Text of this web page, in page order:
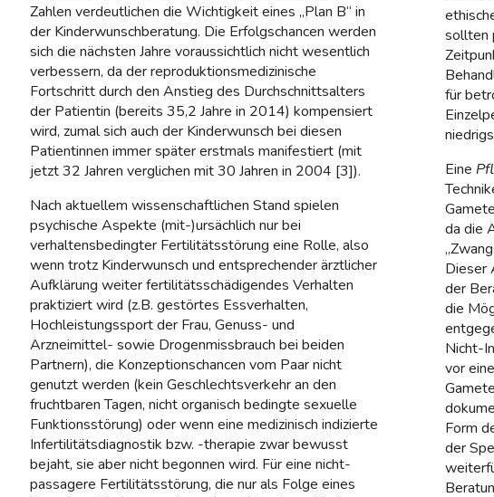
Zahlen verdeutlichen die Wichtigkeit eines „Plan B“ in
der Kinderwunschberatung. Die Erfolgschancen werden
sich die nächsten Jahre voraussichtlich nicht wesentlich
verbessern, da der reproduktionsmedizinische
Fortschritt durch den Anstieg des Durchschnittsalters
der Patientin (bereits 35,2 Jahre in 2014) kompensiert
wird, zumal sich auch der Kinderwunsch bei diesen
Patientinnen immer später erstmals manifestiert (mit
jetzt 32 Jahren verglichen mit 30 Jahren in 2004 [3]).
Nach aktuellem wissenschaftlichen Stand spielen
psychische Aspekte (mit-)ursächlich nur bei
verhaltensbedingter Fertilitätsstörung eine Rolle, also
wenn trotz Kinderwunsch und entsprechender ärztlicher
Aufklärung weiter fertilitätsschädigendes Verhalten
praktiziert wird (z.B. gestörtes Essverhalten,
Hochleistungssport der Frau, Genuss- und
Arzneimittel- sowie Drogenmissbrauch bei beiden
Partnern), die Konzeptionschancen vom Paar nicht
genutzt werden (kein Geschlechtsverkehr an den
fruchtbaren Tagen, nicht organisch bedingte sexuelle
Funktionsstörung) oder wenn eine medizinisch indizierte
Infertilitätsdiagnostik bzw. -therapie zwar bewusst
bejaht, sie aber nicht begonnen wird. Für eine nicht-
passagere Fertilitätsstörung, die nur als Folge eines
sollten
für
Eine
da die
Dieser
der
die
Nicht-
vor
Form
der